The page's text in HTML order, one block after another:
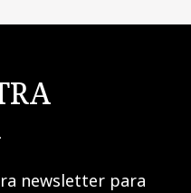
newsletter para